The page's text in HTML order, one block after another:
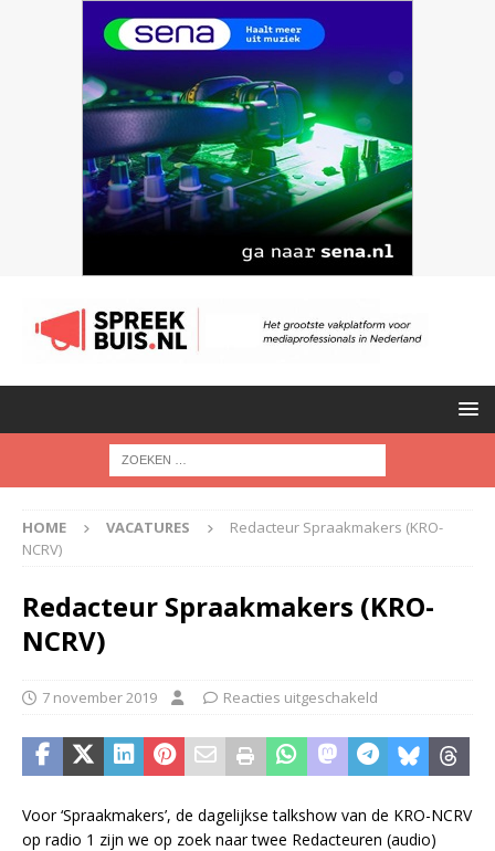
HOME VACATURES
Redacteur Spraakmakers (KRO-
NCRV)
Redacteur Spraakmakers (KRO-
NCRV)
7 november 2019 Reacties uitgeschakeld
Voor ‘Spraakmakers’, de dagelijkse talkshow van de KRO-NCRV
op radio 1 zijn we op zoek naar twee Redacteuren (audio)